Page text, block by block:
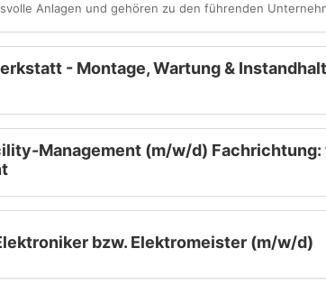
An­la­gen und gehören zu den führenden
- Montage, Wartung &
Management (m/w/d)
bzw. Elektromeister (m/w/d)